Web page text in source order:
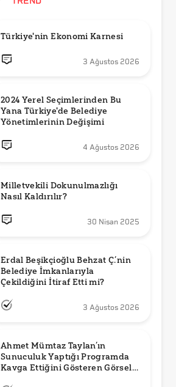
Türkiye'nin Ekonomi Karnesi
3 Ağustos 2026
2024 Yerel Seçimlerinden Bu
Yana Türkiye'de Belediye
Yönetimlerinin Değişimi
4 Ağustos 2026
Milletvekili Dokunulmazlığı
Nasıl Kaldırılır?
30 Nisan 2025
Erdal Beşikçioğlu Behzat Ç.’nin
Belediye İmkanlarıyla
3 Ağustos 2026
Ahmet Mümtaz Taylan’ın
Sunuculuk Yaptığı Programda
Kavga Ettiğini Gösteren Görsel